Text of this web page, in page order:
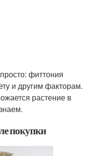
фиттония
и другим факторам.
растение в
покупки